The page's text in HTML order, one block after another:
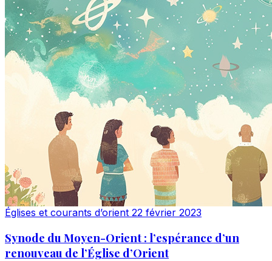
Églises et courants d’orient 22 février 2023
Synode du Moyen-Orient : l’espérance d’un
renouveau de l’Église d’Orient